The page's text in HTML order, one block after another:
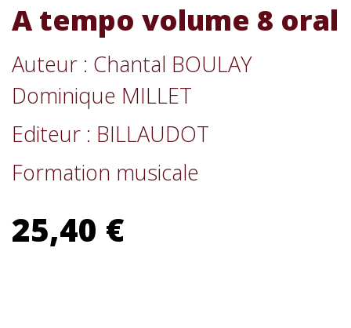
A tempo volume 8 oral
Auteur : Chantal BOULAY
Dominique MILLET
Editeur : BILLAUDOT
Formation musicale
25,40 €